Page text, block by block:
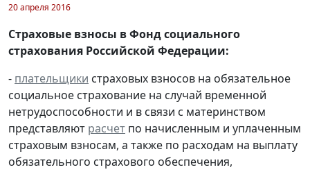
20 апреля 2016
Страховые взносы в Фонд социального
страхования Российской Федерации:
- плательщики страховых взносов на обязательное
социальное страхование на случай временной
нетрудоспособности и в связи с материнством
представляют расчет по начисленным и уплаченным
страховым взносам, а также по расходам на выплату
обязательного страхового обеспечения,